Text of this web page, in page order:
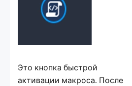
Это кнопка быстрой
активации макроса. После